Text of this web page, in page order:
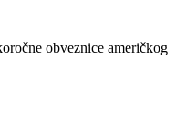
obveznice američkog